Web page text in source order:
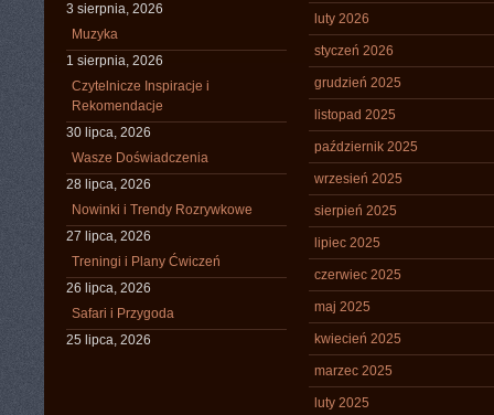
3 sierpnia, 2026
Muzyka
1 sierpnia, 2026
Czytelnicze Inspiracje i
Rekomendacje
30 lipca, 2026
Wasze Doświadczenia
28 lipca, 2026
Nowinki i Trendy Rozrywkowe
27 lipca, 2026
Treningi i Plany Ćwiczeń
26 lipca, 2026
Safari i Przygoda
25 lipca, 2026
luty 2026
styczeń 2026
grudzień 2025
listopad 2025
październik 2025
wrzesień 2025
sierpień 2025
lipiec 2025
czerwiec 2025
maj 2025
kwiecień 2025
marzec 2025
luty 2025